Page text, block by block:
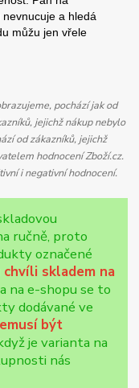
pochází jak od
jejichž nákup nebylo
od zákazníků, jejichž
hodnocení Zboží.cz.
i negativní hodnocení.
ručně, proto
označené
skladem na
na e-shopu se to
dodávané ve
být
je varianta na
nás